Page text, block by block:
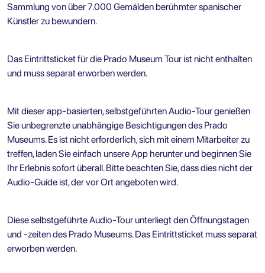
Sammlung von über 7.000 Gemälden berühmter spanischer
Künstler zu bewundern.
Das Eintrittsticket für die Prado Museum Tour ist nicht enthalten
und muss separat erworben werden.
Mit dieser app-basierten, selbstgeführten Audio-Tour genießen
Sie unbegrenzte unabhängige Besichtigungen des Prado
Museums. Es ist nicht erforderlich, sich mit einem Mitarbeiter zu
treffen, laden Sie einfach unsere App herunter und beginnen Sie
Ihr Erlebnis sofort überall. Bitte beachten Sie, dass dies nicht der
Audio-Guide ist, der vor Ort angeboten wird.
Diese selbstgeführte Audio-Tour unterliegt den Öffnungstagen
und -zeiten des Prado Museums. Das Eintrittsticket muss separat
erworben werden.